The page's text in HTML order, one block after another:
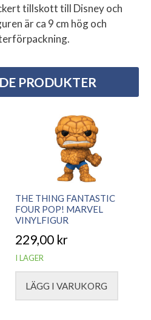
tillskott till Disney och
är ca 9 cm hög och
PRODUKTER
THE THING FANTASTIC
FOUR POP! MARVEL
VINYLFIGUR
229,00 kr
I LAGER
LÄGG I VARUKORG